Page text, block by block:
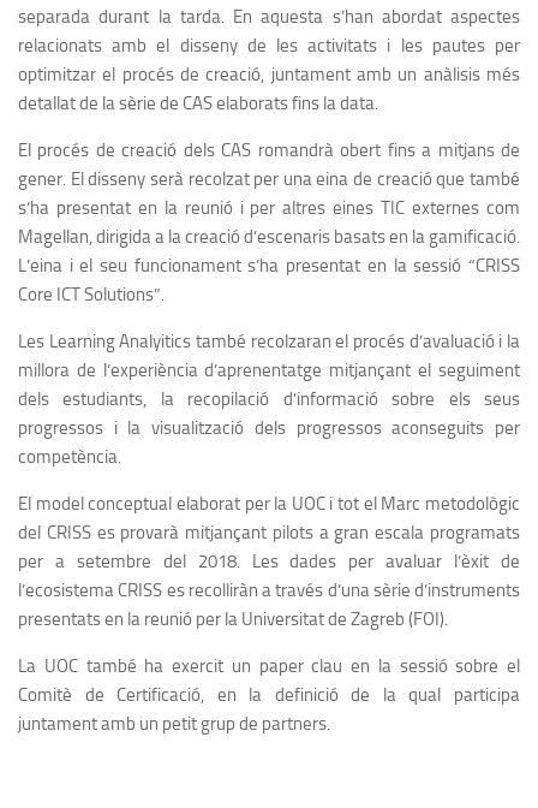
separada durant la tarda. En aquesta s’han abordat aspectes
relacionats amb el disseny de les activitats i les pautes per
optimitzar el procés de creació, juntament amb un anàlisis més
detallat de la sèrie de CAS elaborats fins la data.
El procés de creació dels CAS romandrà obert fins a mitjans de
gener. El disseny serà recolzat per una eina de creació que també
s’ha presentat en la reunió i per altres eines TIC externes com
Magellan, dirigida a la creació d’escenaris basats en la gamificació.
L’eina i el seu funcionament s’ha presentat en la sessió “CRISS
Core ICT Solutions”.
Les Learning Analyitics també recolzaran el procés d’avaluació i la
millora de l’experiència d’aprenentatge mitjançant el seguiment
dels estudiants, la recopilació d’informació sobre els seus
progressos i la visualització dels progressos aconseguits per
competència.
El model conceptual elaborat per la UOC i tot el Marc metodològic
del CRISS es provarà mitjançant pilots a gran escala programats
per a setembre del 2018. Les dades per avaluar l’èxit de
l’ecosistema CRISS es recolliràn a través d’una sèrie d’instruments
presentats en la reunió per la Universitat de Zagreb (FOI).
La UOC també ha exercit un paper clau en la sessió sobre el
Comitè de Certificació, en la definició de la qual participa
juntament amb un petit grup de partners.